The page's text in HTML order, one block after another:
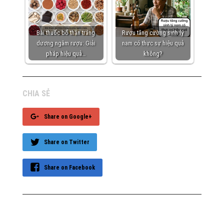
Bài thuốc bổ thận tráng
dương ngâm rượu: Giải
pháp hiệu quả…
Rượu tăng cường sinh lý
nam có thực sự hiệu quả
không?
CHIA SẺ
Share on Google+
Share on Twitter
Share on Facebook